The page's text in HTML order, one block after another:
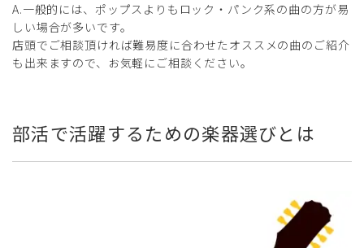
A.一般的には、ポップスよりもロック・パンク系の曲の方が易
しい場合が多いです。
店頭でご相談頂ければ難易度に合わせたオススメの曲のご紹介
も出来ますので、お気軽にご相談ください。
部活で活躍するための楽器選びとは